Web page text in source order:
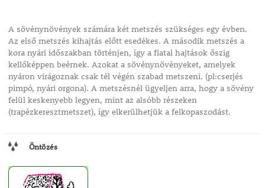
A sövénynövények számára két metszés szükséges egy évben.
Az első metszés kihajtás előtt esedékes. A második metszés a
kora nyári időszakban történjen, így a fiatal hajtások őszig
kellőképpen beérnek. Azokat a sövénynövényeket, amelyek
nyáron virágoznak csak tél végén szabad metszeni. (pl:cserjés
pimpó, nyári orgona). A metszésnél ügyeljen arra, hogy a sövény
felül keskenyebb legyen, mint az alsóbb részeken
(trapézkeresztmetszet), így elkerülhetjük a felkopaszodást.
Öntözés